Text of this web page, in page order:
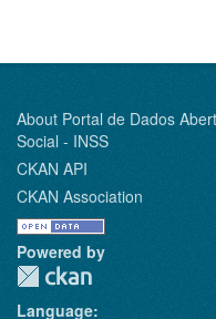
About Portal de Dados
Social - INSS
CKAN API
CKAN Association
Powered by
Language